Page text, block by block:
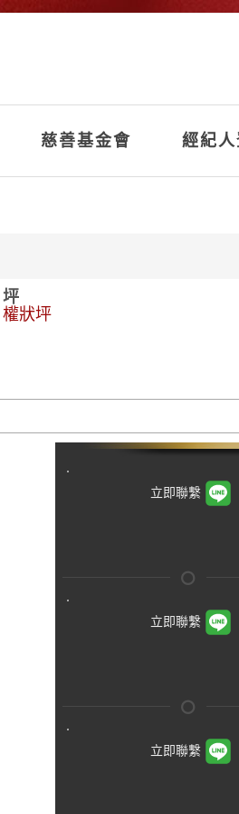
慈善基金會 經紀人
坪
權狀坪
立即聯繫
立即聯繫
立即聯繫